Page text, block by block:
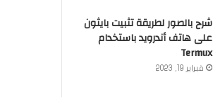
شرح بالصور لطريقة تثبيت بايثون
على هاتف أندرويد باستخدام
Termux
فبراير 19, 2023